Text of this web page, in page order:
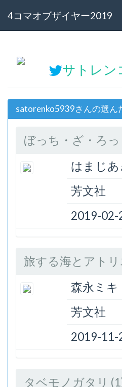
4コマオブザイヤー2019
サトレン
satorenko5939さんの選ん
ぼっち・ざ・ろっ
はまじあ
芳文社
2019-02-
旅する海とアトリ
森永ミキ
芳文社
2019-11-
タベモノガタリ